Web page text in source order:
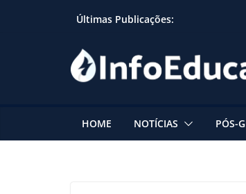
Últimas Publicações:
HOME NOTÍCIAS PÓS-